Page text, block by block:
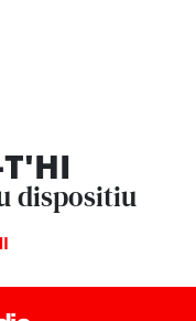
T'HI
dispositiu